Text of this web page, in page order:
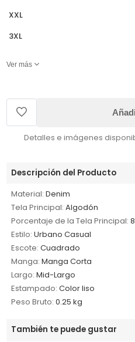
XXL
3XL
Ver más
Detalles e imágenes
Descripción del Producto
Material: Denim
Tela Principal: Algodón
Porcentaje de la Tela Principal:
Estilo: Urbano Casual
Escote: Cuadrado
Manga: Manga Corta
Largo: Mid-Largo
Estampado: Color liso
Peso Bruto: 0.25 kg
También te puede gustar